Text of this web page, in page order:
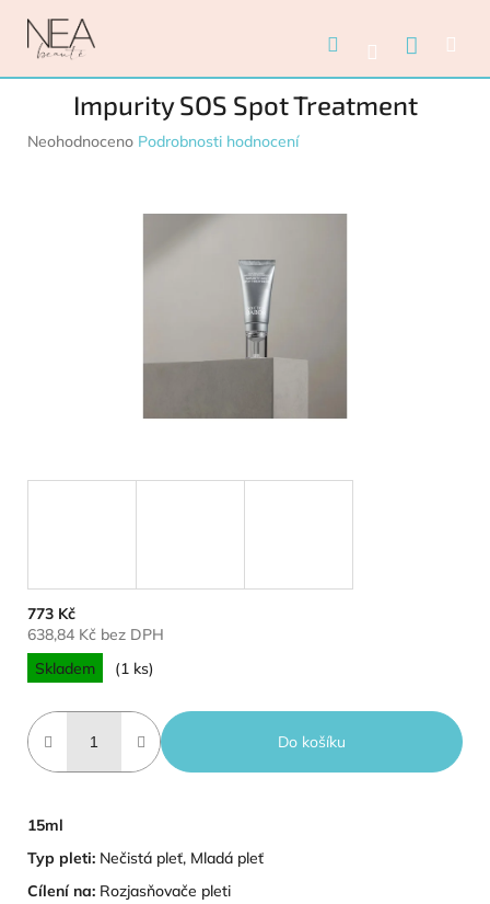
HledatPřihlášení
Impurity SOS Spot Treatment
Průměrné hodnocení produktu je 0,0 z 5 hvězdiček.
Neohodnoceno Podrobnosti hodnocení
773 Kč
638,84 Kč bez DPH
Měrná cena:
Skladem (1 ks)
Do košíku
15ml
Typ pleti: Nečistá pleť, Mladá pleť
Cílení na: Rozjasňovače pleti